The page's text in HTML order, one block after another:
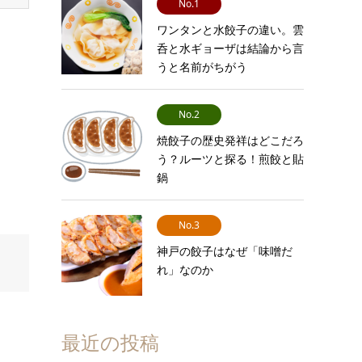
No.1
ワンタンと水餃子の違い。雲
呑と水ギョーザは結論から言
うと名前がちがう
No.2
焼餃子の歴史発祥はどこだろ
う？ルーツと探る！煎餃と貼
鍋
No.3
神戸の餃子はなぜ「味噌だ
れ」なのか
最近の投稿